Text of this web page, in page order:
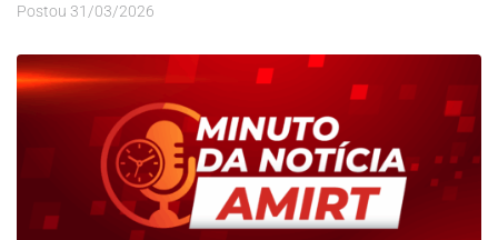
Postou 31/03/2026